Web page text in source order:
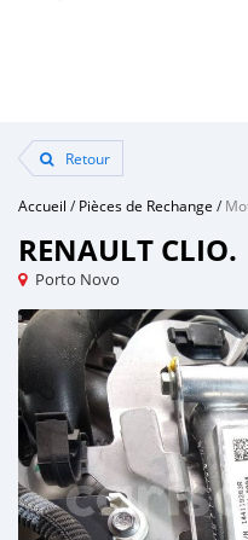
Retour
Accueil /Pièces de Rechange /
RENAULT CLIO.
Porto Novo